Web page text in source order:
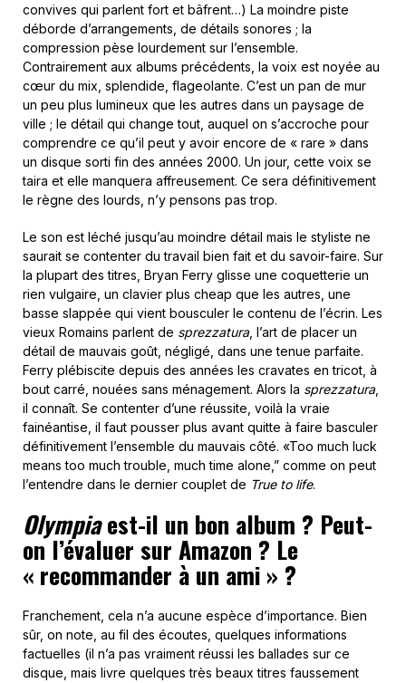
convives qui parlent fort et bâfrent…) La moindre piste
déborde d’arrangements, de détails sonores ; la
compression pèse lourdement sur l’ensemble.
Contrairement aux albums précédents, la voix est noyée au
cœur du mix, splendide, flageolante. C’est un pan de mur
un peu plus lumineux que les autres dans un paysage de
ville ; le détail qui change tout, auquel on s’accroche pour
comprendre ce qu’il peut y avoir encore de « rare » dans
un disque sorti fin des années 2000. Un jour, cette voix se
taira et elle manquera affreusement. Ce sera définitivement
le règne des lourds, n’y pensons pas trop.
Le son est léché jusqu’au moindre détail mais le styliste ne
saurait se contenter du travail bien fait et du savoir-faire. Sur
la plupart des titres, Bryan Ferry glisse une coquetterie un
rien vulgaire, un clavier plus cheap que les autres, une
basse slappée qui vient bousculer le contenu de l’écrin. Les
vieux Romains parlent de sprezzatura, l’art de placer un
détail de mauvais goût, négligé, dans une tenue parfaite.
Ferry plébiscite depuis des années les cravates en tricot, à
bout carré, nouées sans ménagement. Alors la sprezzatura,
il connaît. Se contenter d’une réussite, voilà la vraie
fainéantise, il faut pousser plus avant quitte à faire basculer
définitivement l’ensemble du mauvais côté. «Too much luck
means too much trouble, much time alone,” comme on peut
l’entendre dans le dernier couplet de True to life.
Olympiaest-il un bon album ? Peut-
on l’évaluer sur Amazon ? Le
« recommander à un ami » ?
Franchement, cela n’a aucune espèce d’importance. Bien
sûr, on note, au fil des écoutes, quelques informations
factuelles (il n’a pas vraiment réussi les ballades sur ce
disque, mais livre quelques très beaux titres faussement